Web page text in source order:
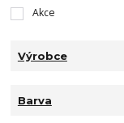
Akce
Výrobce
Barva